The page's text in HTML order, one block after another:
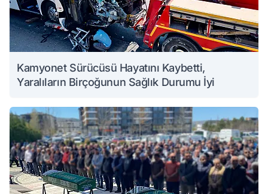
Kamyonet Sürücüsü Hayatını Kaybetti,
Yaralıların Birçoğunun Sağlık Durumu İyi